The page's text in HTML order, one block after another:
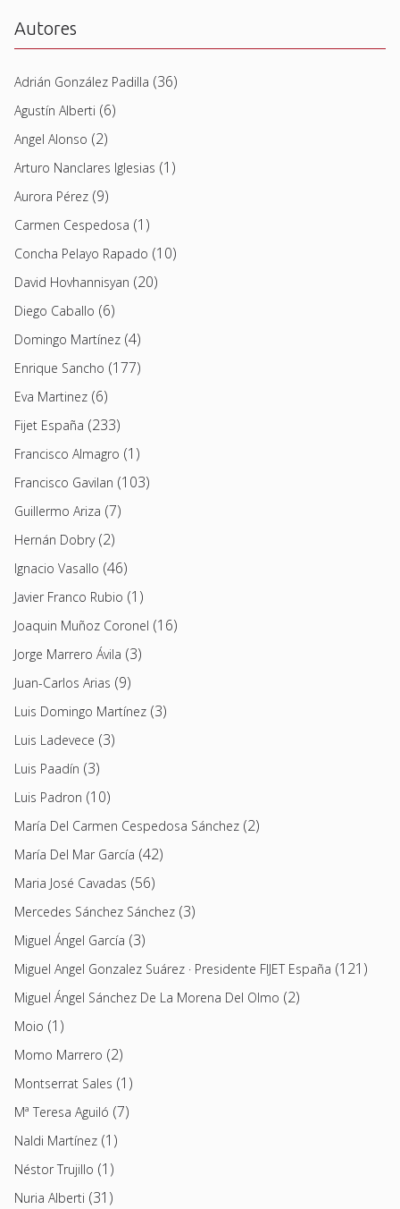
Autores
Adrián González Padilla (36)
Agustín Alberti (6)
Angel Alonso (2)
Arturo Nanclares Iglesias (1)
Aurora Pérez (9)
Carmen Cespedosa (1)
Concha Pelayo Rapado (10)
David Hovhannisyan (20)
Diego Caballo (6)
Domingo Martínez (4)
Enrique Sancho (177)
Eva Martinez (6)
Fijet España (233)
Francisco Almagro (1)
Francisco Gavilan (103)
Guillermo Ariza (7)
Hernán Dobry(2)
Ignacio Vasallo (46)
Javier Franco Rubio (1)
Joaquin Muñoz Coronel (16)
Jorge Marrero Ávila (3)
Juan-Carlos Arias (9)
Luis Domingo Martínez (3)
Luis Ladevece (3)
Luis Paadín (3)
Luis Padron (10)
María Del Carmen Cespedosa Sánchez (2)
María Del Mar García (42)
Maria José Cavadas (56)
Mercedes Sánchez Sánchez (3)
Miguel Ángel García (3)
Miguel Angel Gonzalez Suárez · Presidente FIJET España (121)
Miguel Ángel Sánchez De La Morena Del Olmo (2)
Moio (1)
Momo Marrero (2)
Montserrat Sales (1)
Mª Teresa Aguiló (7)
Naldi Martínez (1)
Néstor Trujillo (1)
Nuria Alberti (31)